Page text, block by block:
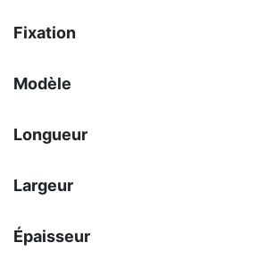
Fixation
Modèle
Longueur
Largeur
Épaisseur